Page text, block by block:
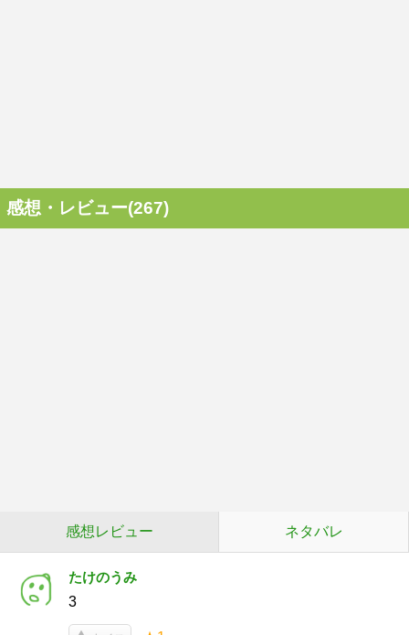
感想・レビュー(267)
感想レビュー ネタバレ
たけのうみ
3